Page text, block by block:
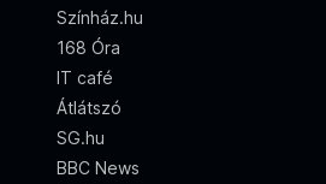
Színház.hu
168 Óra
IT café
Átlátszó
SG.hu
BBC News